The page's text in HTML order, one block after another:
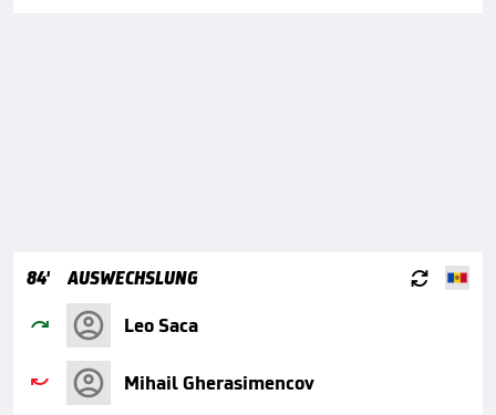
84' AUSWECHSLUNG 
 Leo Saca
 Mihail Gherasimencov